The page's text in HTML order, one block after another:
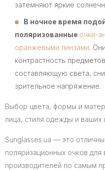
затемняют яркие
В ночное время
поляризованные очки-
оранжевыми линзами.
контрастность
составляющую света,
зрительное напряжение.
Выбор цвета, формы и
лица, стиля одежды и ваших
Sunglasses.ua — это
поляризационных очков
производителей по самым